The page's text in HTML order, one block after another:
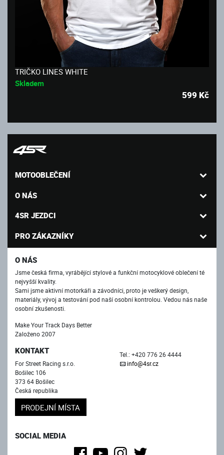
TRIČKO LINES WHITE
Skladem
599 Kč
MOTOOBLEČENÍ
O NÁS
4SR JEZDCI
PRO ZÁKAZNÍKY
O NÁS
Jsme česká firma, vyrábějící stylové a funkční motocyklové oblečení té
nejvyšší kvality.
Sami jsme aktivní motorkáři a závodníci, proto je veškerý design,
materiály, vývoj a testování pod naší osobní kontrolou. Vedou nás naše
osobní zkušenosti.
Make Your Track Days Better
Založeno 2007
KONTAKT
For Street Racing s.r.o.
Bošilec 106
373 64 Bošilec
Česká republika
PRODEJNÍ MÍSTA
Tel.: +420 776 26 4444
info@4sr.cz
SOCIAL MEDIA